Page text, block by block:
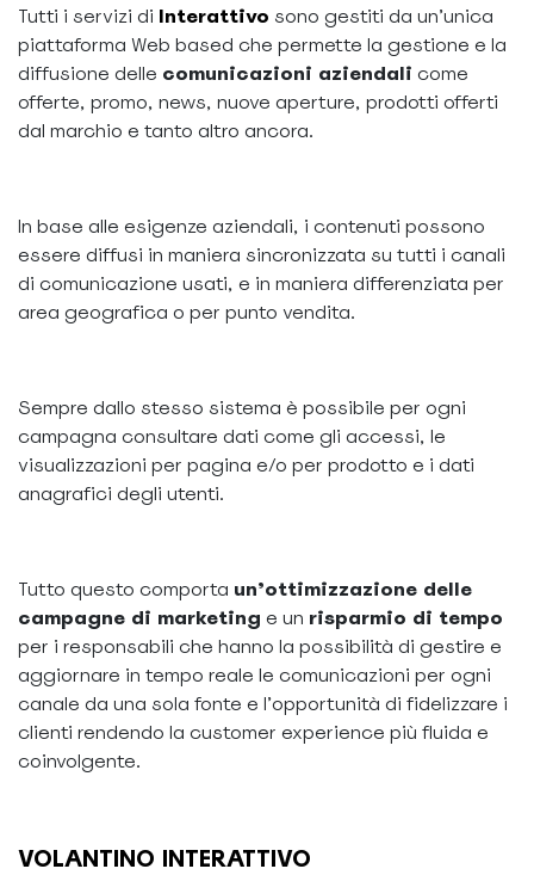
Tutti i servizi di Interattivo sono gestiti da un’unica
piattaforma Web based che permette la gestione e la
diffusione delle comunicazioni aziendali come
offerte, promo, news, nuove aperture, prodotti offerti
dal marchio e tanto altro ancora.
In base alle esigenze aziendali, i contenuti possono
essere diffusi in maniera sincronizzata su tutti i canali
di comunicazione usati, e in maniera differenziata per
area geografica o per punto vendita.
Sempre dallo stesso sistema è possibile per ogni
campagna consultare dati come gli accessi, le
visualizzazioni per pagina e/o per prodotto e i dati
anagrafici degli utenti.
Tutto questo comporta un’ottimizzazione delle
campagne di marketing e un risparmio di tempo
per i responsabili che hanno la possibilità di gestire e
aggiornare in tempo reale le comunicazioni per ogni
canale da una sola fonte e l’opportunità di fidelizzare i
clienti rendendo la customer experience più fluida e
coinvolgente.
VOLANTINO INTERATTIVO